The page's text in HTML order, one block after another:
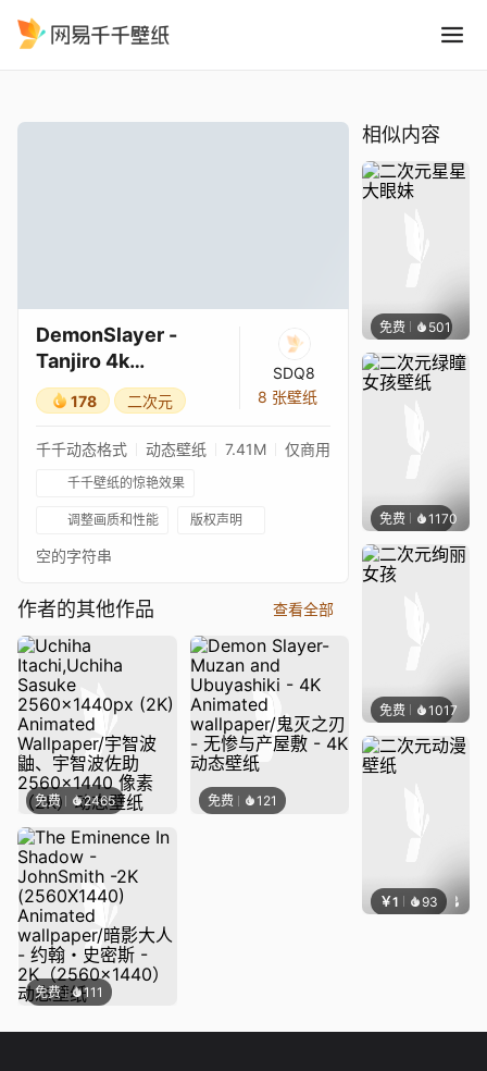
DemonSlayer -
Tanjiro 4k
Animated
wallpaper/鬼灭之刃
- 炭治郎 4K 动态壁纸
178 二次元
SDQ8
8 张壁纸
千千动态格式 动态壁纸 7.41M 仅商用
千千壁纸的惊艳效果
调整画质和性能 版权声明
空的字符串
作者的其他作品 查看全部
免费 2465 免费 121
免费 111
相似内容
免费 501辰东
免费 1170辰东
免费 1017辰东
￥1 93 辰东